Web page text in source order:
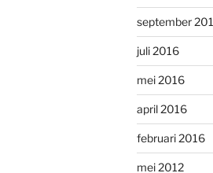
september
juli 2016
mei 2016
april 2016
februari 2016
mei 2012